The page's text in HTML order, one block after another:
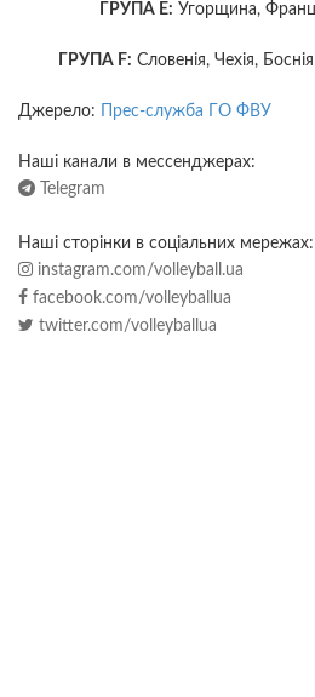
ГРУПА E: Угорщина,
ГРУПА F: Словенія, Чехія,
Джерело: Прес-служба ГО ФВУ
Наші канали в мессенджерах:
Telegram
Наші сторінки в соціальних мережах:
instagram.com/volleyball.ua
facebook.com/volleyballua
twitter.com/volleyballua